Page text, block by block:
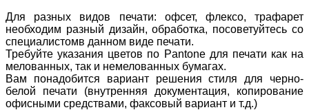
Для разных видов печати: офсет, флексо, трафарет
необходим разный дизайн, обработка, посоветуйтесь со
специалистомв данном виде печати.
Требуйте указания цветов по Pantone для печати как на
мелованных, так и немелованных бумагах.
Вам понадобится вариант решения стиля для черно-
белой печати (внутренняя документация, копирование
офисными средствами, факсовый вариант и т.д.)